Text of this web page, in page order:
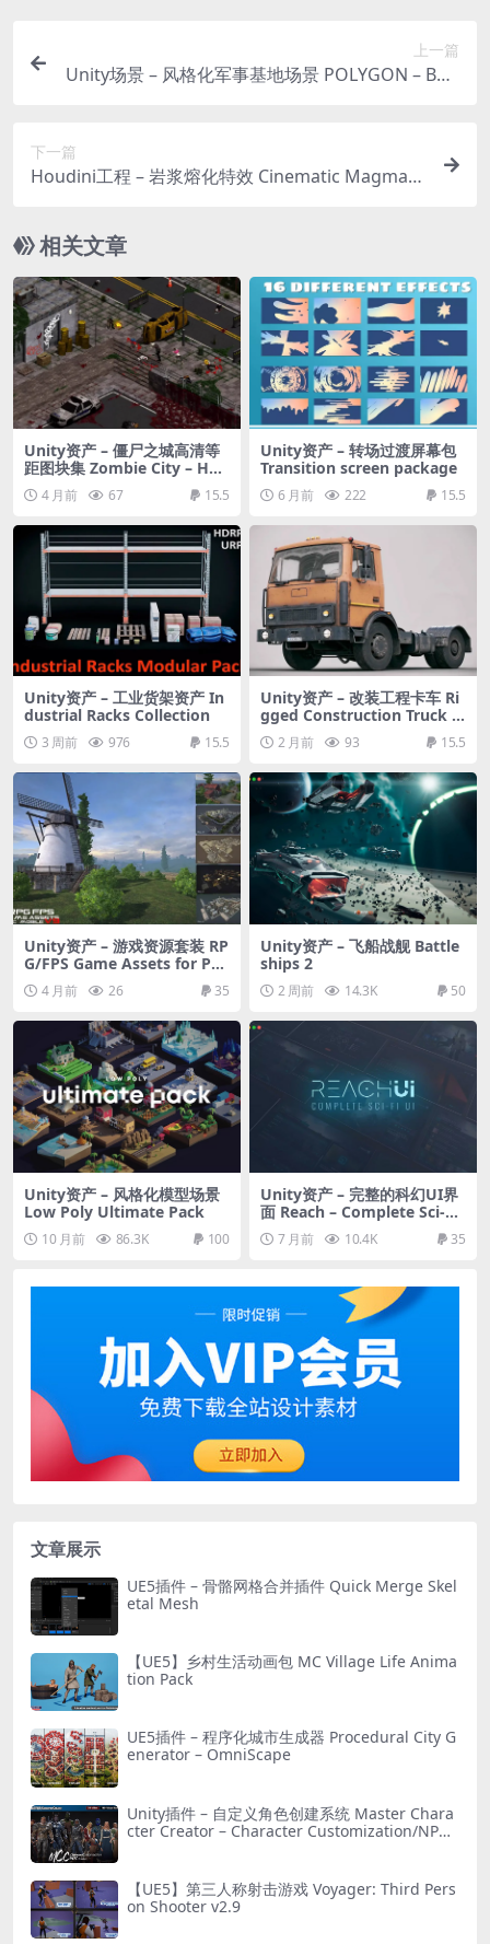
上一篇
Unity场景 – 风格化军事基地场景 POLYGON – Batt
下一篇
Houdini工程 – 岩浆熔化特效 Cinematic MagmaLi
相关文章
Unity资产 – 僵尸之城高清等
距图块集 Zombie City – HD I
sometric Tileset
4 月前 67 15.5
Unity资产 – 转场过渡屏幕包
Transition screen package
6 月前 222 15.5
Unity资产 – 工业货架资产 In
dustrial Racks Collection
3 周前 976 15.5
Unity资产 – 改装工程卡车 Ri
gged Construction Truck V
ehicle
2 月前 93 15.5
Unity资产 – 游戏资源套装 RP
G/FPS Game Assets for PC/
Mobile (Set v9.0)
4 月前 26 35
Unity资产 – 飞船战舰 Battle
ships 2
2 周前 14.3K 50
Unity资产 – 风格化模型场景
Low Poly Ultimate Pack
10 月前 86.3K 100
Unity资产 – 完整的科幻UI界
面 Reach – Complete Sci-Fi
UI 7 月前 10.4K 35
文章展示
UE5插件 – 骨骼网格合并插件 Quick Merge Skel
etal Mesh
【UE5】乡村生活动画包 MC Village Life Anima
tion Pack
UE5插件 – 程序化城市生成器 Procedural City G
enerator – OmniScape
Unity插件 – 自定义角色创建系统 Master Chara
cter Creator – Character Customization/NPC
【UE5】第三人称射击游戏 Voyager: Third Pers
on Shooter v2.9